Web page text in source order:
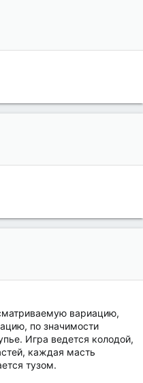
вариацию,
по значимости
Игра ведется колодой,
каждая масть
тузом.